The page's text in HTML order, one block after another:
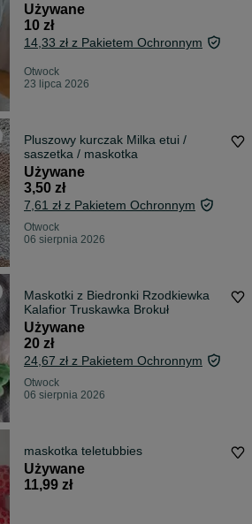
Używane
10 zł
14,33 zł z Pakietem Ochronnym
Otwock
23 lipca 2026
Pluszowy kurczak Milka etui /
saszetka / maskotka
Używane
3,50 zł
7,61 zł z Pakietem Ochronnym
Otwock
06 sierpnia 2026
Maskotki z Biedronki Rzodkiewka
Kalafior Truskawka Brokuł
Używane
20 zł
24,67 zł z Pakietem Ochronnym
Otwock
06 sierpnia 2026
maskotka teletubbies
Używane
11,99 zł